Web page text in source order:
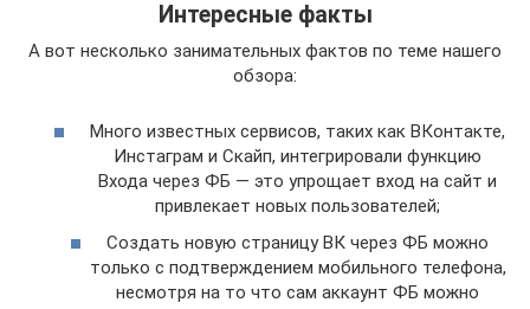
Интересные факты
А вот несколько занимательных фактов по теме нашего
обзора:
Много известных сервисов, таких как ВКонтакте,
Инстаграм и Скайп, интегрировали функцию
Входа через ФБ — это упрощает вход на сайт и
привлекает новых пользователей;
Создать новую страницу ВК через ФБ можно
только с подтверждением мобильного телефона,
несмотря на то что сам аккаунт ФБ можно